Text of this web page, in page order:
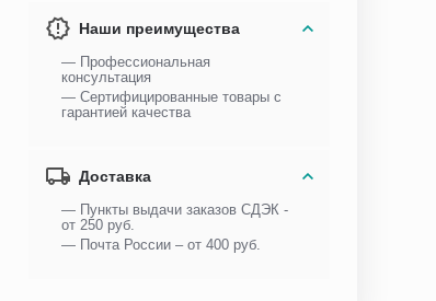
Наши преимущества
— Профессиональная
консультация
— Сертифицированные товары с
гарантией качества
Доставка
— Пункты выдачи заказов СДЭК -
от 250 руб.
— Почта России – от 400 руб.